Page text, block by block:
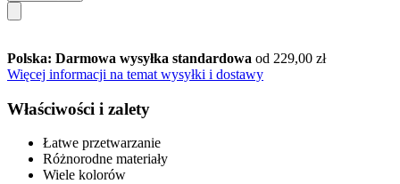
Polska: Darmowa wysyłka standardowa od 229,00 zł
Więcej informacji na temat wysyłki i dostawy
Właściwości i zalety
Łatwe przetwarzanie
Różnorodne materiały
Wiele kolorów